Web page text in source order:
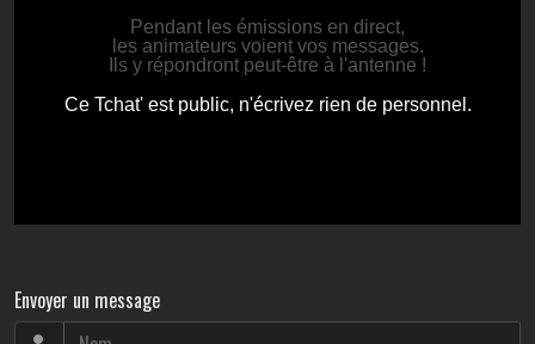
Envoyer un message